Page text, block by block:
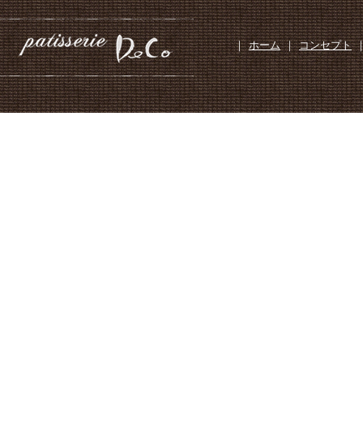
｜ ホーム ｜ コンセプト